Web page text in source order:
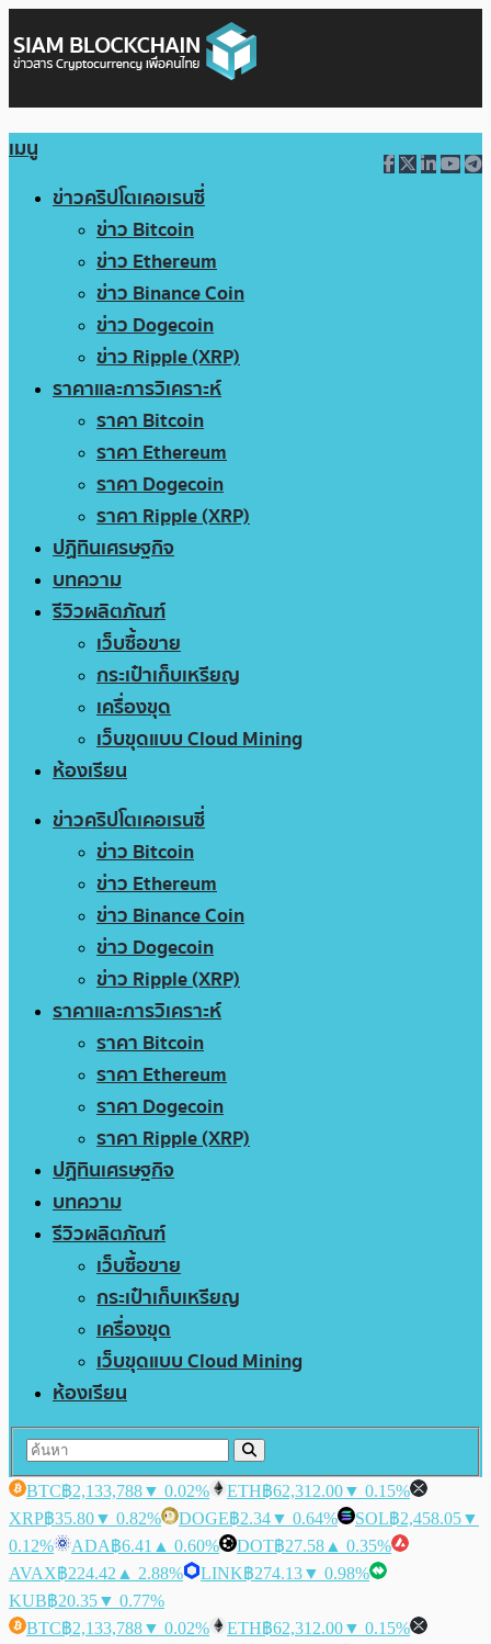
เมนู
ข่าวคริปโตเคอเรนซี่
ข่าว Bitcoin
ข่าว Ethereum
ข่าว Binance Coin
ข่าว Dogecoin
ข่าว Ripple (XRP)
ราคาและการวิเคราะห์
ราคา Bitcoin
ราคา Ethereum
ราคา Dogecoin
ราคา Ripple (XRP)
ปฏิทินเศรษฐกิจ
บทความ
รีวิวผลิตภัณฑ์
เว็บซื้อขาย
กระเป๋าเก็บเหรียญ
เครื่องขุด
เว็บขุดแบบ Cloud Mining
ห้องเรียน
ข่าวคริปโตเคอเรนซี่
ข่าว Bitcoin
ข่าว Ethereum
ข่าว Binance Coin
ข่าว Dogecoin
ข่าว Ripple (XRP)
ราคาและการวิเคราะห์
ราคา Bitcoin
ราคา Ethereum
ราคา Dogecoin
ราคา Ripple (XRP)
ปฏิทินเศรษฐกิจ
บทความ
รีวิวผลิตภัณฑ์
เว็บซื้อขาย
กระเป๋าเก็บเหรียญ
เครื่องขุด
เว็บขุดแบบ Cloud Mining
ห้องเรียน
BTC฿2,133,788▼ 0.02% ETH฿62,312.00▼ 0.15%
XRP฿35.80▼ 0.82% DOGE฿2.34▼ 0.64% SOL฿2,458.05▼
0.12%
ADA฿6.41 ▲ 0.60% DOT฿27.58 ▲ 0.35%
AVAX฿224.42 ▲ 2.88% LINK฿274.13▼ 0.98%
KUB฿20.35▼ 0.77%
BTC฿2,133,788▼ 0.02% ETH฿62,312.00▼ 0.15%